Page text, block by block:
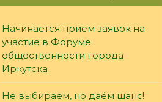
Начинается прием заявок на
участие в Форуме
общественности города
Иркутска
Не выбираем, но даём шанс!